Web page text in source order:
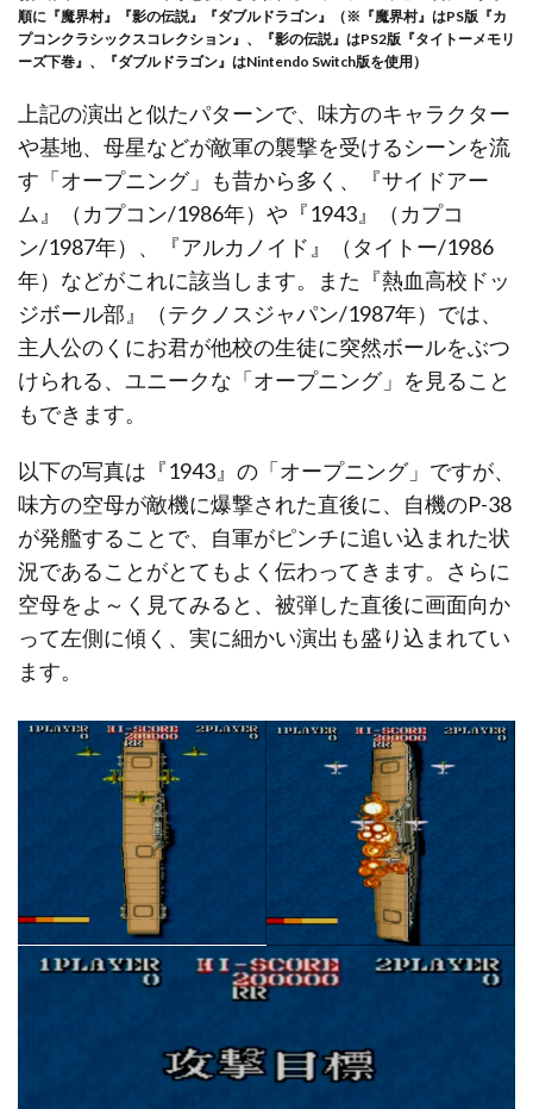
順に『魔界村』『影の伝説』『ダブルドラゴン』（※『魔界村』はPS版『カ
プコンクラシックスコレクション』、『影の伝説』はPS2版『タイトーメモリ
ーズ下巻』、『ダブルドラゴン』はNintendo Switch版を使用）
上記の演出と似たパターンで、味方のキャラクター
や基地、母星などが敵軍の襲撃を受けるシーンを流
す「オープニング」も昔から多く、『サイドアー
ム』（カプコン/1986年）や『1943』（カプコ
ン/1987年）、『アルカノイド』（タイトー/1986
年）などがこれに該当します。また『熱血高校ドッ
ジボール部』（テクノスジャパン/1987年）では、
主人公のくにお君が他校の生徒に突然ボールをぶつ
けられる、ユニークな「オープニング」を見ること
もできます。
以下の写真は『1943』の「オープニング」ですが、
味方の空母が敵機に爆撃された直後に、自機のP-38
が発艦することで、自軍がピンチに追い込まれた状
況であることがとてもよく伝わってきます。さらに
空母をよ～く見てみると、被弾した直後に画面向か
って左側に傾く、実に細かい演出も盛り込まれてい
ます。